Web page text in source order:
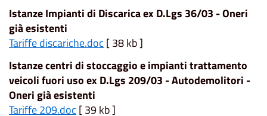
Istanze Impianti di Discarica ex D.Lgs 36/03 - Oneri
già esistenti
Tariffe discariche.doc[ 38 kb ]
Istanze centri di stoccaggio e impianti trattamento
veicoli fuori uso ex D.Lgs 209/03 - Autodemolitori -
Oneri già esistenti
Tariffe 209.doc[ 39 kb ]